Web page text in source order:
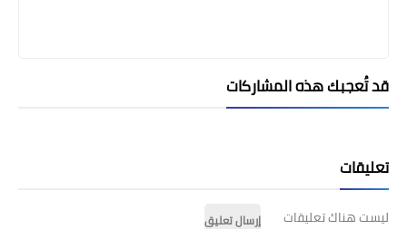
قد تُعجبك هذه المشاركات
تعليقات
ليست هناك تعليقات
إرسال تعليق